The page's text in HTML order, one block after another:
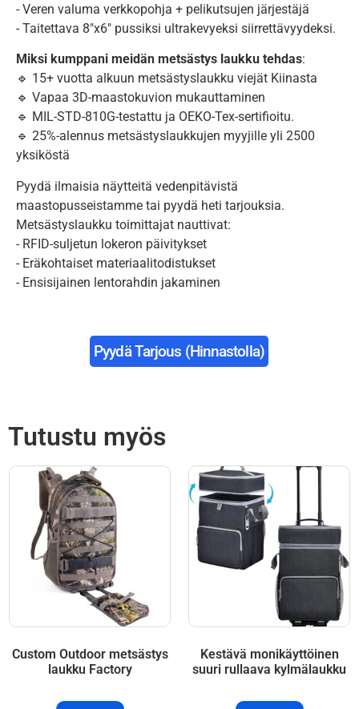
- Veren valuma verkkopohja + pelikutsujen järjestäjä
- Taitettava 8″x6″ pussiksi ultrakevyeksi siirrettävyydeksi.
Miksi kumppani meidän metsästys laukku tehdas:
🔹 15+ vuotta alkuun metsästyslaukku viejät Kiinasta
🔹 Vapaa 3D-maastokuvion mukauttaminen
🔹 MIL-STD-810G-testattu ja OEKO-Tex-sertifioitu.
🔹 25%-alennus metsästyslaukkujen myyjille yli 2500
yksiköstä
Pyydä ilmaisia näytteitä vedenpitävistä
maastopusseistamme tai pyydä heti tarjouksia.
Metsästyslaukku toimittajat nauttivat:
- RFID-suljetun lokeron päivitykset
- Eräkohtaiset materiaalitodistukset
- Ensisijainen lentorahdin jakaminen
Pyydä Tarjous (hinnastolla)
Tutustu myös
Custom Outdoor metsästys
laukku Factory
Kestävä monikäyttöinen
suuri rullaava kylmälaukku